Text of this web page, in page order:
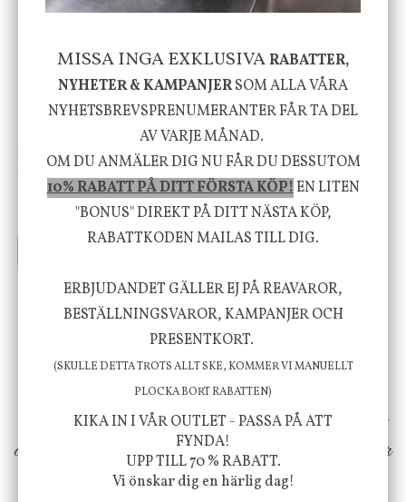
House Doctor
Skål, Hands marmor
795 kr
-20%
Nicolas Vahé
Serveringsfat, Ostron,
Stengods
415 kr
Vi vill förmedla känsla, upplevelse och
välbefinnande för dig och ditt hem! Med
inspiration från naturen och dess färgpalett
erbjuder vi omsorgsfullt utvalda produkter som
ökar trivsel i ditt hem och ger det lilla extra för
att öka ditt välmående!
MISSA INGA EXKLUSIVARABATTER,
NYHETER & KAMPANJERSOM ALLA VÅRA
NYHETSBREVSPRENUMERANTER FÅR TA DEL
AV VARJE MÅNAD.
OM DU ANMÄLER DIG NU FÅR DU DESSUTOM
10% RABATT PÅ DITT FÖRSTA KÖP!EN LITEN
"BONUS" DIREKT PÅ DITT NÄSTA KÖP,
RABATTKODEN MAILAS TILL DIG.
ERBJUDANDET GÄLLER EJ PÅ REAVAROR,
BESTÄLLNINGSVAROR, KAMPANJER OCH
PRESENTKORT.
(SKULLE DETTA TROTS ALLT SKE, KOMMER VI MANUELLT
PLOCKA BORT RABATTEN)
KIKA IN I VÅR OUTLET - PASSA PÅ ATT
FYNDA!
UPP TILL 70 % RABATT.
Vi önskar dig en härlig dag!